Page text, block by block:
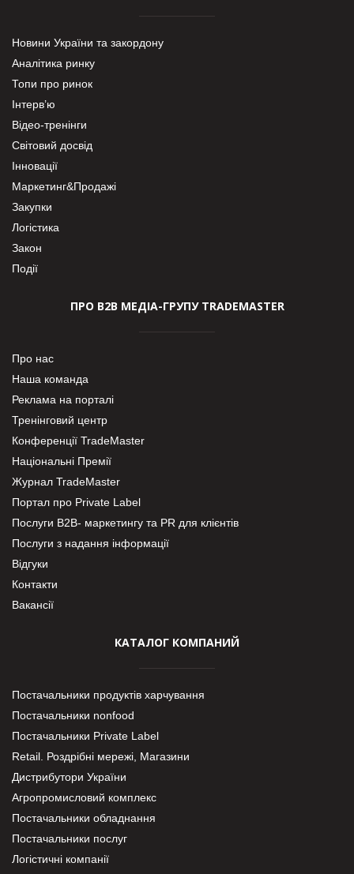
Новини України та закордону
Аналітика ринку
Топи про ринок
Інтерв’ю
Відео-тренінги
Світовий досвід
Інновації
Маркетинг&Продажі
Закупки
Логістика
Закон
Події
ПРО В2В МЕДІА-ГРУПУ TRADEMASTER
Про нас
Наша команда
Реклама на порталі
Тренінговий центр
Конференції TradeMaster
Національні Премії
Журнал TradeMaster
Портал про Private Label
Послуги В2В- маркетингу та PR для клієнтів
Послуги з надання інформації
Відгуки
Контакти
Вакансії
КАТАЛОГ КОМПАНИЙ
Постачальники продуктів харчування
Постачальники nonfood
Постачальники Private Label
Retail. Роздрібні мережі, Магазини
Дистрибутори України
Агропромисловий комплекс
Постачальники обладнання
Постачальники послуг
Логістичні компанії